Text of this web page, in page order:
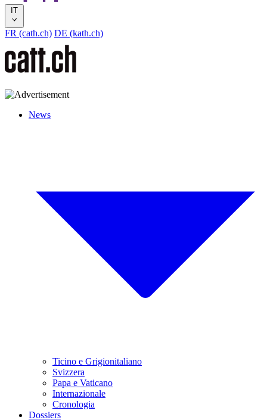
IT
FR (cath.ch) DE (kath.ch)
News
Ticino e Grigionitaliano
Svizzera
Papa e Vaticano
Internazionale
Cronologia
Dossiers